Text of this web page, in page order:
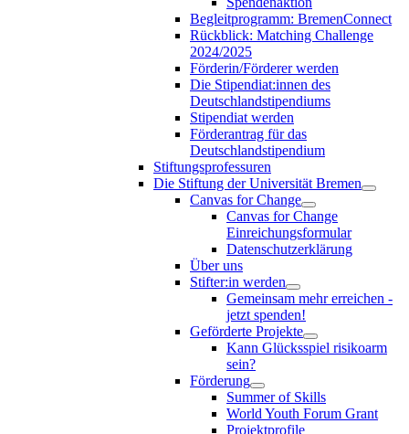
Begleitprogramm: BremenConnect
Rückblick: Matching Challenge
2024/2025
Förderin/Förderer werden
Die Stipendiat:innen des
Deutschlandstipendiums
Stipendiat werden
Förderantrag für das
Deutschlandstipendium
Stiftungsprofessuren
Die Stiftung der Universität Bremen
Canvas for Change
Canvas for Change
Einreichungsformular
Datenschutzerklärung
Über uns
Stifter:in werden
Gemeinsam mehr erreichen -
jetzt spenden!
Geförderte Projekte
Kann Glücksspiel risikoarm
sein?
Förderung
Summer of Skills
World Youth Forum Grant
Projektprofile